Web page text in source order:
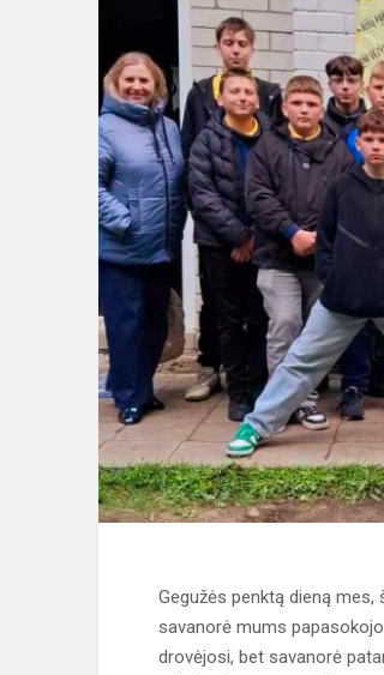
Gegužės penktą dieną mes,
savanorė mums
drovėjosi, bet savanorė